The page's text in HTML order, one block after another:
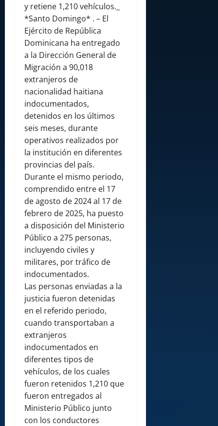
y retiene 1,210 vehículos._
*Santo Domingo* . – El
Ejército de República
Dominicana ha entregado
a la Dirección General de
Migración a 90,018
extranjeros de
nacionalidad haitiana
indocumentados,
detenidos en los últimos
seis meses, durante
operativos realizados por
la institución en diferentes
provincias del país.
Durante el mismo periodo,
comprendido entre el 17
de agosto de 2024 al 17 de
febrero de 2025, ha puesto
a disposición del Ministerio
Público a 275 personas,
incluyendo civiles y
militares, por tráfico de
indocumentados.
Las personas enviadas a la
justicia fueron detenidas
en el referido periodo,
cuando transportaban a
extranjeros
indocumentados en
diferentes tipos de
vehículos, de los cuales
fueron retenidos 1,210 que
fueron entregados al
Ministerio Público junto
con los conductores